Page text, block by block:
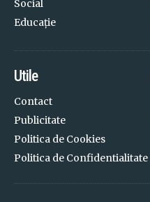
Social
Educație
Utile
Contact
Publicitate
Politica de Cookies
Politica de Confidentialitate